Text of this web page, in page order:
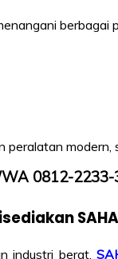
berbagai
WA 0812-
industri berat,